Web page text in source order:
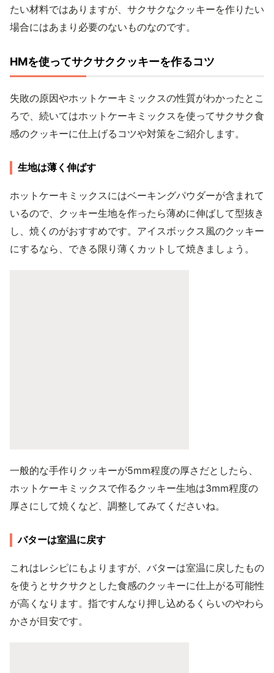
たい材料ではありますが、サクサクなクッキーを作りたい
場合にはあまり必要のないものなのです。
HMを使ってサクサククッキーを作るコツ
失敗の原因やホットケーキミックスの性質がわかったとこ
ろで、続いてはホットケーキミックスを使ってサクサク食
感のクッキーに仕上げるコツや対策をご紹介します。
生地は薄く伸ばす
ホットケーキミックスにはベーキングパウダーが含まれて
いるので、クッキー生地を作ったら薄めに伸ばして型抜き
し、焼くのがおすすめです。アイスボックス風のクッキー
にするなら、できる限り薄くカットして焼きましょう。
一般的な手作りクッキーが5mm程度の厚さだとしたら、
ホットケーキミックスで作るクッキー生地は3mm程度の
厚さにして焼くなど、調整してみてくださいね。
バターは室温に戻す
これはレシピにもよりますが、バターは室温に戻したもの
を使うとサクサクとした食感のクッキーに仕上がる可能性
が高くなります。指ですんなり押し込めるくらいのやわら
かさが目安です。